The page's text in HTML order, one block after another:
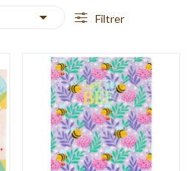
 Filtrer